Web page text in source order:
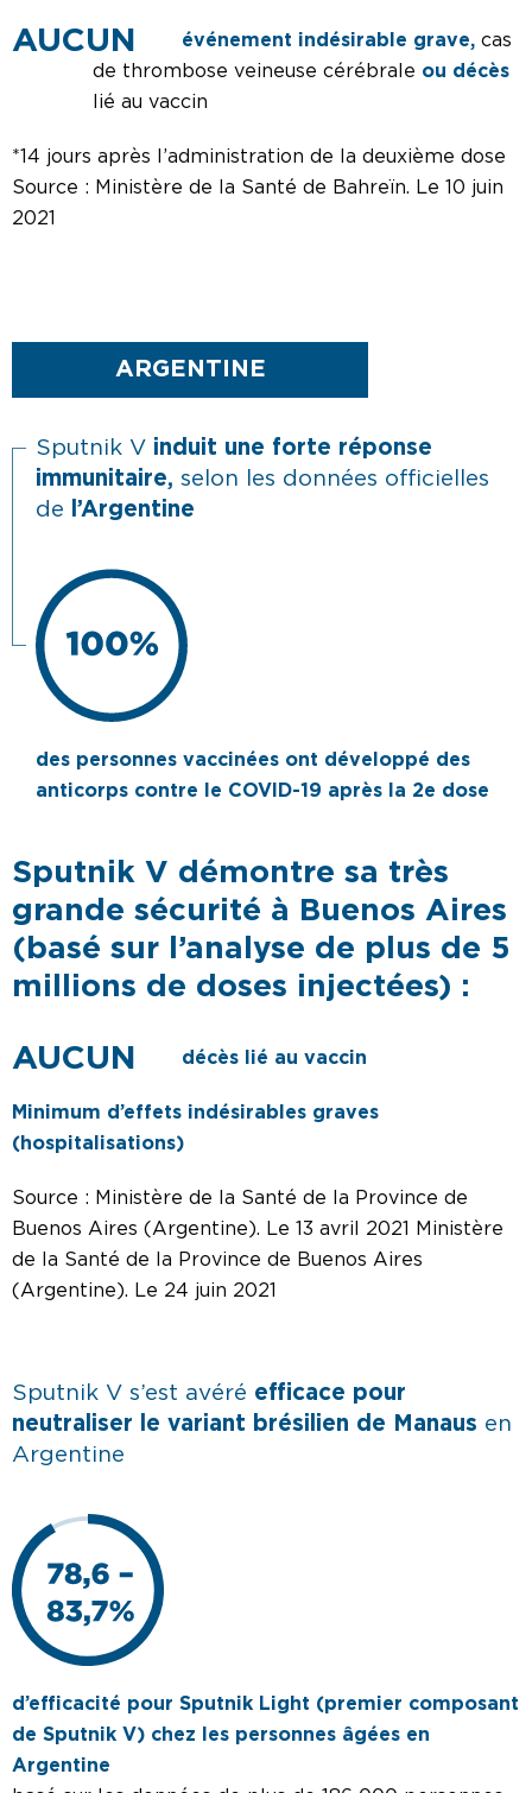
événement indésirable grave, cas
de thrombose veineuse cérébrale ou décès
lié au vaccin
*14 jours après l’administration de la deuxième dose
Source : Ministère de la Santé de Bahreïn. Le 10 juin
2021
ARGENTINE
Sputnik V induit une forte réponse
immunitaire, selon les données officielles
de
l’Argentine
des personnes vaccinées ont développé des
anticorps contre le COVID-19 après la 2e dose
Sputnik V démontre sa très
grande sécurité à Buenos Aires
(basé sur l’analyse de plus de 5
millions de doses injectées) :
décès lié au vaccin
Minimum d’effets indésirables graves
(hospitalisations)
Source : Ministère de la Santé de la Province de
Buenos Aires (Argentine). Le 13 avril 2021 Ministère
de la Santé de la Province de Buenos Aires
(Argentine). Le 24 juin 2021
Sputnik V s’est avéré efficace pour
neutraliser le variant brésilien de Manaus en
Argentine
d’efficacité pour Sputnik Light (premier composant
de Sputnik V) chez les personnes âgées en
Argentine